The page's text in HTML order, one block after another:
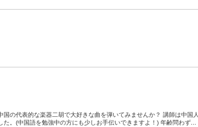
の代表的な楽器二胡で大好きな曲を弾いてみませんか？ 講師は中国人
。(中国語を勉強中の方にも少しお手伝いできますよ！) 年齢問わず...